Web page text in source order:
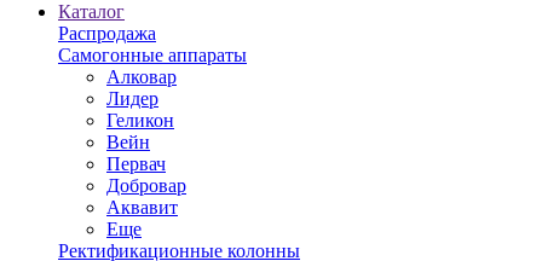
Каталог
Распродажа
Самогонные аппараты
Алковар
Лидер
Геликон
Вейн
Первач
Добровар
Аквавит
Еще
Ректификационные колонны